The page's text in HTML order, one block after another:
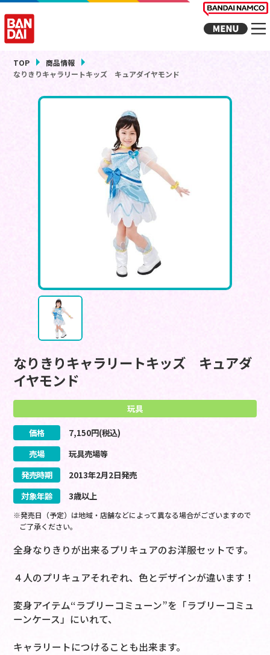
TOP
商品情報
なりきりキャラリートキッズ キュアダイヤモンド
なりきりキャラリートキッズ キュアダ
イヤモンド
玩具
価格 7,150円(税込)
売場
玩具売場等
発売時期
2013年2月2日発売
対象年齢
3歳以上
※発売日（予定）は地域・店舗などによって異なる場合がございますので
ご了承ください。
全身なりきりが出来るプリキュアのお洋服セットです。
４人のプリキュアそれぞれ、色とデザインが違います！
変身アイテム“ラブリーコミューン”を「ラブリーコミュ
ーンケース」にいれて、
キャラリートにつけることも出来ます。